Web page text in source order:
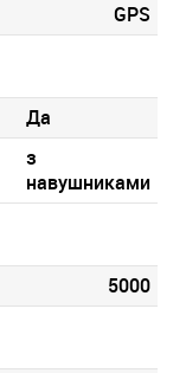
GPS
Да
з
навушниками
5000